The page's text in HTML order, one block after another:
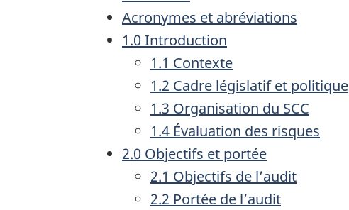
Acronymes et abréviations
1.0 Introduction
1.1 Contexte
1.2 Cadre législatif et politique
1.3 Organisation du SCC
1.4 Évaluation des risques
2.0 Objectifs et portée
2.1 Objectifs de l’audit
2.2 Portée de l’audit